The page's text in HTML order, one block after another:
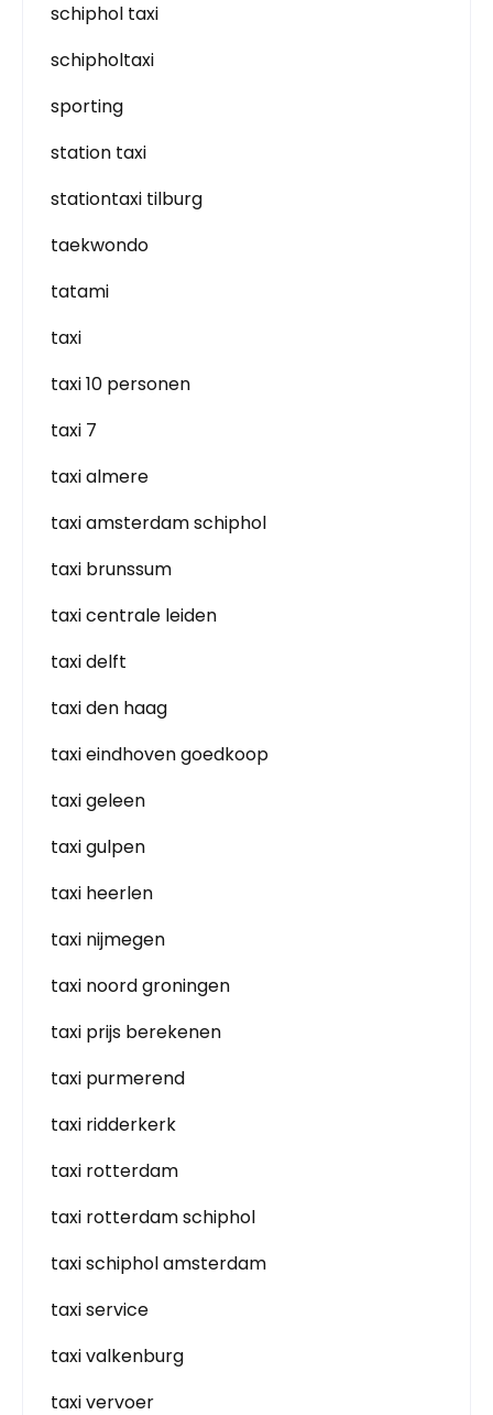
schiphol taxi
schipholtaxi
sporting
station taxi
stationtaxi tilburg
taekwondo
tatami
taxi
taxi 10 personen
taxi 7
taxi almere
taxi amsterdam schiphol
taxi brunssum
taxi centrale leiden
taxi delft
taxi den haag
taxi eindhoven goedkoop
taxi geleen
taxi gulpen
taxi heerlen
taxi nijmegen
taxi noord groningen
taxi prijs berekenen
taxi purmerend
taxi ridderkerk
taxi rotterdam
taxi rotterdam schiphol
taxi schiphol amsterdam
taxi service
taxi valkenburg
taxi vervoer